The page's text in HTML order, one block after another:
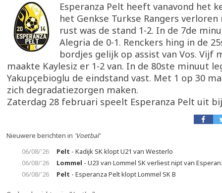
Esperanza Pelt heeft vanavond het
het Genkse Turkse Rangers
rust was de stand 1-2. In de 7de
Alegria de 0-1. Renckers hing in de
bordjes gelijk op assist van Vos. Vijf
maakte Kaylesiz er 1-2 van. In de 80ste minuut
Yakupçebioglu de eindstand vast. Met 1 op 30
zich degradatiezorgen maken.
Zaterdag 28 februari speelt Esperanza Pelt uit
Nieuwere berichten in 'Voetbal'
06/08/'26
Pelt - Kadijk SK klopt U21 van Westerlo
06/08/'26
Lommel - U23 van Lommel SK verliest nipt van
06/08/'26
Pelt - Esperanza Pelt klopt Lommel SK B